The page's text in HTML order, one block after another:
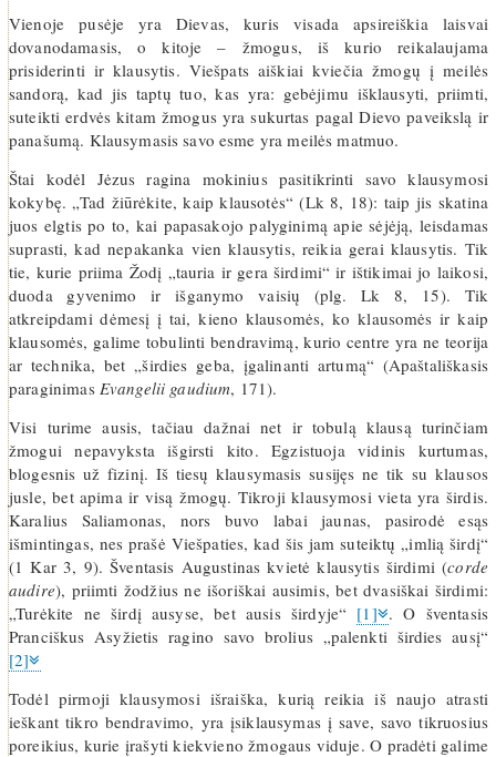
Vienoje pusėje yra Dievas, kuris visada apsireiškia laisvai
dovanodamasis, o kitoje – žmogus, iš kurio reikalaujama
prisiderinti ir klausytis. Viešpats aiškiai kviečia žmogų į meilės
sandorą, kad jis taptų tuo, kas yra: gebėjimu išklausyti, priimti,
suteikti erdvės kitam žmogus yra sukurtas pagal Dievo paveikslą ir
panašumą. Klausymasis savo esme yra meilės matmuo.
Štai kodėl Jėzus ragina mokinius pasitikrinti savo klausymosi
kokybę. „Tad žiūrėkite, kaip klausotės“ (Lk 8, 18): taip jis skatina
juos elgtis po to, kai papasakojo palyginimą apie sėjėją, leisdamas
suprasti, kad nepakanka vien klausytis, reikia gerai klausytis. Tik
tie, kurie priima Žodį „tauria ir gera širdimi“ ir ištikimai jo laikosi,
duoda gyvenimo ir išganymo vaisių (plg. Lk 8, 15). Tik
atkreipdami dėmesį į tai, kieno klausomės, ko klausomės ir kaip
klausomės, galime tobulinti bendravimą, kurio centre yra ne teorija
ar technika, bet „širdies geba, įgalinanti artumą“ (Apaštališkasis
paraginimas Evangelii gaudium, 171).
Visi turime ausis, tačiau dažnai net ir tobulą klausą turinčiam
žmogui nepavyksta išgirsti kito. Egzistuoja vidinis kurtumas,
blogesnis už fizinį. Iš tiesų klausymasis susijęs ne tik su klausos
jusle, bet apima ir visą žmogų. Tikroji klausymosi vieta yra širdis.
Karalius Saliamonas, nors buvo labai jaunas, pasirodė esąs
išmintingas, nes prašė Viešpaties, kad šis jam suteiktų „imlią širdį“
(1 Kar 3, 9). Šventasis Augustinas kvietė klausytis širdimi (corde
audire), priimti žodžius ne išoriškai ausimis, bet dvasiškai širdimi:
„Turėkite ne širdį ausyse, bet ausis širdyje“ [1] . O šventasis
Pranciškus Asyžietis ragino savo brolius „palenkti širdies ausį“
[2]
Todėl pirmoji klausymosi išraiška, kurią reikia iš naujo atrasti
ieškant tikro bendravimo, yra įsiklausymas į save, savo tikruosius
poreikius, kurie įrašyti kiekvieno žmogaus viduje. O pradėti galime